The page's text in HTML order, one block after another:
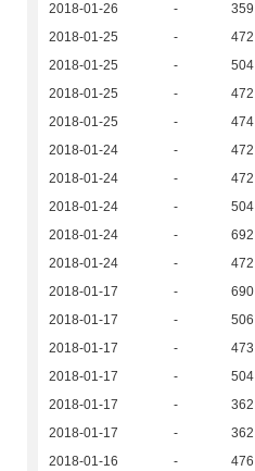
2018-01-26
- 359
2018-01-25
- 472
2018-01-25
- 504
2018-01-25
- 472
2018-01-25
- 474
2018-01-24
- 472
2018-01-24
- 472
2018-01-24
- 504
2018-01-24
- 692
2018-01-24
- 472
2018-01-17
- 690
2018-01-17
- 506
2018-01-17
- 473
2018-01-17
- 504
2018-01-17
- 362
2018-01-17
- 362
2018-01-16
- 476